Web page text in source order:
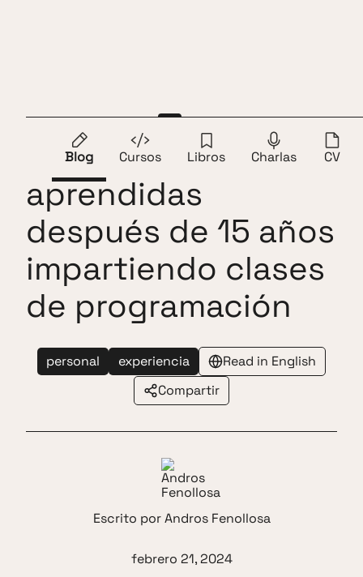
Saltar al contenido
Blog
Cursos Libros Charlas CV
Lecciones
aprendidas
después de 15 años
impartiendo clases
de programación
personal experiencia
Read in English
Compartir
Escrito porAndros Fenollosa
febrero 21, 2024